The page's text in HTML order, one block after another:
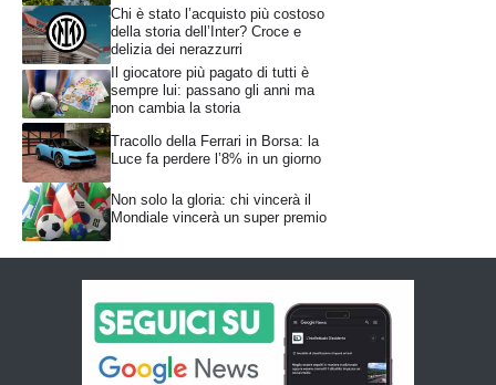
Chi è stato l’acquisto più costoso
della storia dell’Inter? Croce e
delizia dei nerazzurri
Il giocatore più pagato di tutti è
sempre lui: passano gli anni ma
non cambia la storia
Tracollo della Ferrari in Borsa: la
Luce fa perdere l’8% in un giorno
Non solo la gloria: chi vincerà il
Mondiale vincerà un super premio